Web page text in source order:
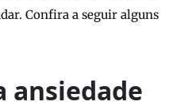
Confira a seguir alguns
ansiedade